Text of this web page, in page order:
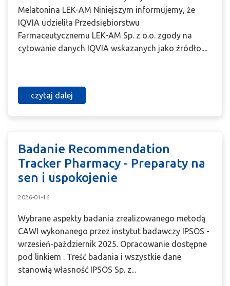
Melatonina LEK-AM Niniejszym informujemy, że
IQVIA udzieliła Przedsiębiorstwu
Farmaceutycznemu LEK-AM Sp. z o.o. zgody na
cytowanie danych IQVIA wskazanych jako źródło....
czytaj dalej
Badanie Recommendation
Tracker Pharmacy - Preparaty na
sen i uspokojenie
2026-01-16
Wybrane aspekty badania zrealizowanego metodą
CAWI wykonanego przez instytut badawczy IPSOS -
wrzesień-październik 2025. Opracowanie dostępne
pod linkiem . Treść badania i wszystkie dane
stanowią własność IPSOS Sp. z...